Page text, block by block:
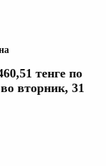
тенге по
вторник, 31